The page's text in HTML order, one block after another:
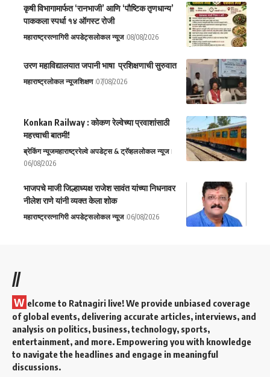
कृषी विभागामार्फत ‘रानभाजी’ आणि ‘पौष्टिक तृणधान्य’
पाककला स्पर्धा १४ ऑगस्ट रोजी
महाराष्ट्ररत्नागिरी अपडेट्सलोकल न्यूज 08/08/2026
उरण महाविद्यालयात जपानी भाषा प्रशिक्षणाची सुरुवात
महाराष्ट्रलोकल न्यूजशिक्षण 07/08/2026
Konkan Railway : कोकण रेल्वेच्या प्रवाशांसाठी
महत्त्वाची बातमी!
ब्रेकिंग न्यूजमहाराष्ट्ररेल्वे अपडेट्स & ट्रॅव्हललोकल न्यूज
06/08/2026
भाजपचे माजी जिल्हाध्यक्ष राजेश सावंत यांच्या निधनावर
नीलेश राणे यांनी व्यक्त केला शोक
महाराष्ट्ररत्नागिरी अपडेट्सलोकल न्यूज 06/08/2026
//
W elcome to Ratnagiri live! We provide unbiased coverage
of global events, delivering accurate articles, interviews, and
analysis on politics, business, technology, sports,
entertainment, and more. Empowering you with knowledge
to navigate the headlines and engage in meaningful
discussions.